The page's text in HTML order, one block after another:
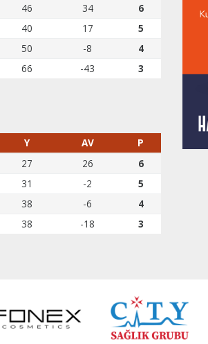
46 34
6
40 17
5
50 -8
4
66 -43 3
Y AV
P
27 26
6
31 -2
5
38 -6
4
38 -18 3